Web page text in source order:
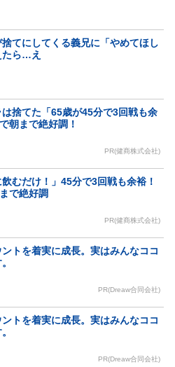
てにしてくる義兄に「やめてほし
たら…え
捨てた「65歳が45分で3回戦も余
朝まで絶好調！
PR(健商株式会社)
飲むだけ！」45分で3回戦も余裕！
で絶好調
PR(健商株式会社)
トを着実に成長。実はみんなココ
PR(Dreaw合同会社)
トを着実に成長。実はみんなココ
PR(Dreaw合同会社)